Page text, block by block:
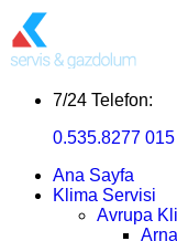
7/24 Telefon:
0.535.8277 015
Ana Sayfa
Klima Servisi
Avrupa